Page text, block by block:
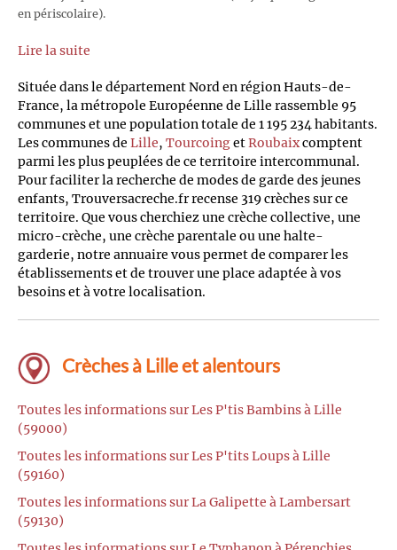
en périscolaire).
Lire la suite
Située dans le département Nord en région Hauts-de-
France, la métropole Européenne de Lille rassemble 95
communes et une population totale de 1 195 234 habitants.
Les communes de Lille, TourcoingetRoubaixcomptent
parmi les plus peuplées de ce territoire intercommunal.
Pour faciliter la recherche de modes de garde des jeunes
enfants, Trouversacreche.fr recense 319 crèches sur ce
territoire. Que vous cherchiez une crèche collective, une
micro-crèche, une crèche parentale ou une halte-
garderie, notre annuaire vous permet de comparer les
établissements et de trouver une place adaptée à vos
besoins et à votre localisation.
Crèches à Lille et alentours
Toutes les informations sur Les P'tis Bambins à Lille
(59000)
Toutes les informations sur Les P'tits Loups à Lille
(59160)
Toutes les informations sur La Galipette à Lambersart
(59130)